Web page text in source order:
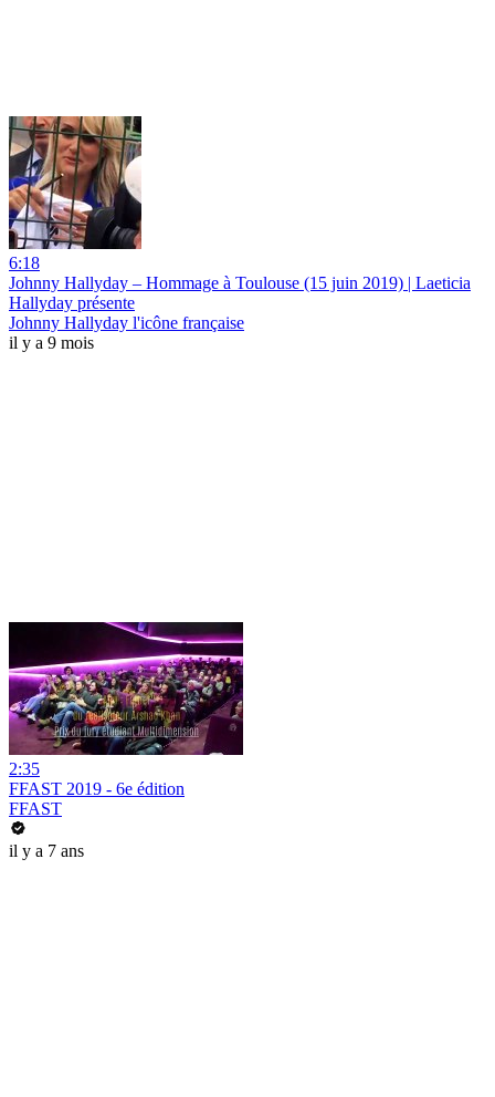
6:18
Johnny Hallyday – Hommage à Toulouse (15 juin 2019) | Laeticia
Hallyday présente
Johnny Hallyday l'icône française
il y a 9 mois
2:35
FFAST 2019 - 6e édition
FFAST
il y a 7 ans